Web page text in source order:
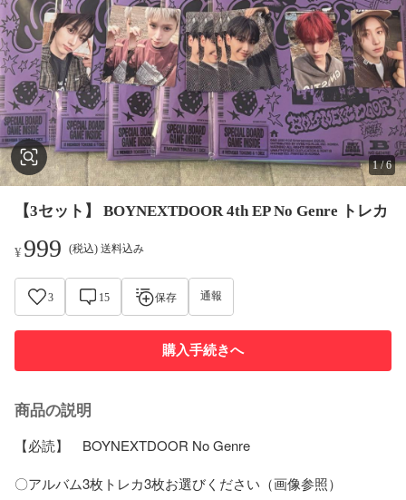
1/6
【3セット】 BOYNEXTDOOR 4th EP No Genre トレカ
¥999 (税込) 送料込み
3 15 保存 通報
購入手続きへ
商品の説明
【必読】　BOYNEXTDOOR No Genre
〇アルバム3枚トレカ3枚お選びください（画像参照）